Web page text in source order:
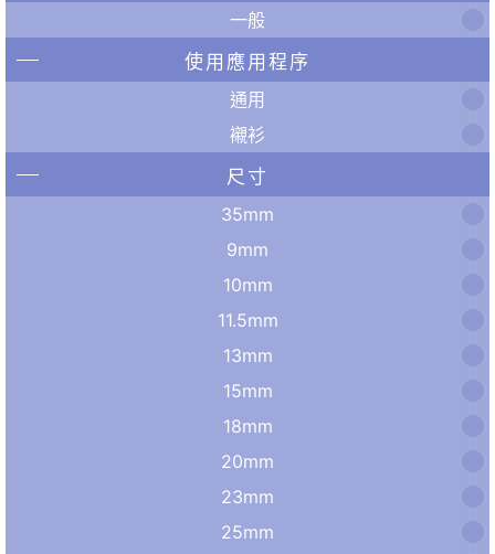
一般
使用應用程序
通用
襯衫
尺寸
35mm
9mm
10mm
11.5mm
13mm
15mm
18mm
20mm
23mm
25mm